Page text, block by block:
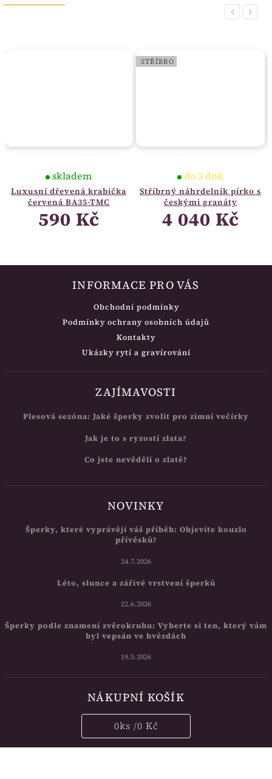
Previous
Luxusní dřevená krabička
červená BA35-TMC
skladem
590 Kč
STŘÍBRO
Stříbrný náhrdelník pírko s
českými granáty
do 3 dnů
4 040 Kč
Next
INFORMACE PRO VÁS
Obchodní podmínky
Podmínky ochrany osobních údajů
Kontakty
Ukázky rytí a gravírování
ZAJÍMAVOSTI
Plesová sezóna: Jaké šperky zvolit pro zimní večírky
Jak je to s ryzostí zlata?
Co jste nevěděli o zlatě?
NOVINKY
Šperky, které vyprávějí váš příběh: Objevíte kouzlo
přívěsků?
24.7.2026
Léto, slunce a zářivé vrstvení šperků
22.6.2026
Šperky podle znamení zvěrokruhu: Vyberte si ten, který vám
byl vepsán ve hvězdách
19.5.2026
NÁKUPNÍ KOŠÍK
0ks /0 Kč